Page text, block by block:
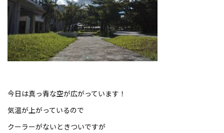
今日は真っ青な空が広がっています！
気温が上がっているので
クーラーがないときついですが